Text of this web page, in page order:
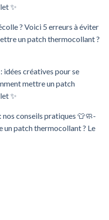
✨
? Voici 5 erreurs à éviter
un patch thermocollant ?
créatives pour se
mettre un patch
✨
conseils pratiques 👕🧼-
un patch thermocollant ? Le